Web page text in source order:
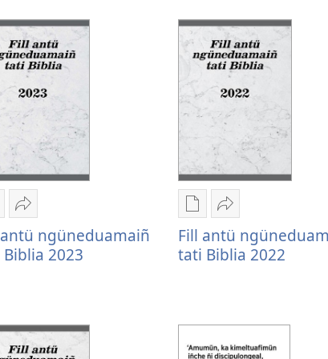
Biblia
2026
antü
ngüneduamaiñ
tati
Biblia
2025
Biblia
2025
Huercülelngeal
Fill
antü
2023
ngüneduamaiñ
2023
Chumngechi
entual
fillque
ngüneduamaiñ
tati
Huercülelngeal
Fill
antü
2022
Fill antü
tati Biblia 2022